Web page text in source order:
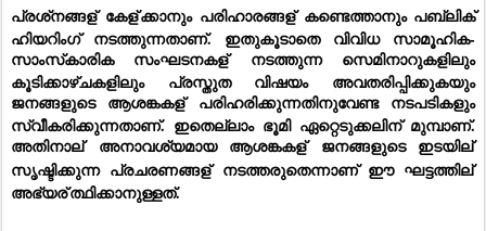
പ്രശ്‌നങ്ങള് കേള്ക്കാനും പരിഹാരങ്ങള് കണ്ടെത്താനും പബ്ലിക്
ഹിയറിംഗ് നടത്തുന്നതാണ്. ഇതുകൂടാതെ വിവിധ സാമൂഹിക-
സാംസ്‌കാരിക സംഘടനകള് നടത്തുന്ന സെമിനാറുകളിലും
കൂടിക്കാഴ്ചകളിലും പ്രസ്തുത വിഷയം അവതരിപ്പിക്കുകയും
ജനങ്ങളുടെ ആശങ്കകള് പരിഹരിക്കുന്നതിനുവേണ്ട നടപടികളും
സ്വീകരിക്കുന്നതാണ്. ഇതെല്ലാം ഭൂമി ഏറ്റെടുക്കലിന് മുമ്പാണ്.
അതിനാല് അനാവശ്യമായ ആശങ്കകള് ജനങ്ങളുടെ ഇടയില്
സൃഷ്ടിക്കുന്ന പ്രചരണങ്ങള് നടത്തരുതെന്നാണ് ഈ ഘട്ടത്തില്
അഭ്യര്ത്ഥിക്കാനുള്ളത്.